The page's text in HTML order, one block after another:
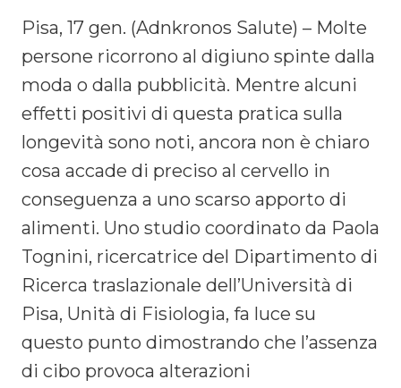
Pisa, 17 gen. (Adnkronos Salute) – Molte
persone ricorrono al digiuno spinte dalla
moda o dalla pubblicità. Mentre alcuni
effetti positivi di questa pratica sulla
longevità sono noti, ancora non è chiaro
cosa accade di preciso al cervello in
conseguenza a uno scarso apporto di
alimenti. Uno studio coordinato da Paola
Tognini, ricercatrice del Dipartimento di
Ricerca traslazionale dell’Università di
Pisa, Unità di Fisiologia, fa luce su
questo punto dimostrando che l’assenza
di cibo provoca alterazioni